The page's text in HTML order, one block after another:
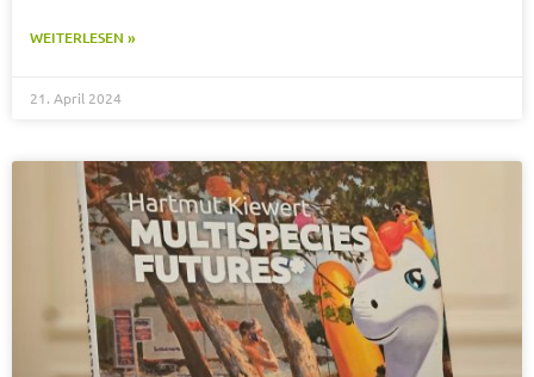
WEITERLESEN »
21. April 2024